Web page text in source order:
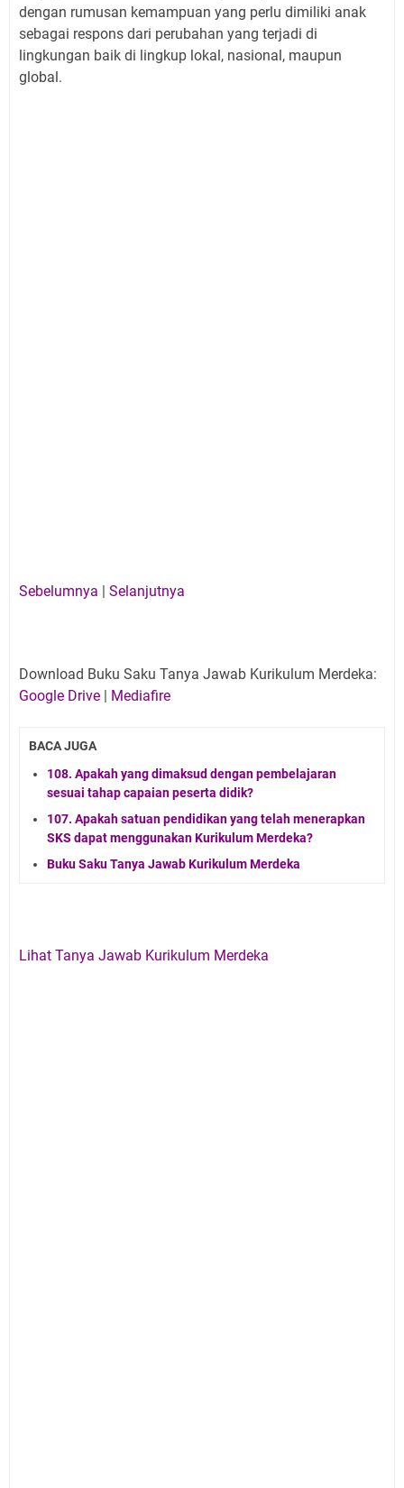
dengan rumusan kemampuan yang perlu dimiliki anak
sebagai respons dari perubahan yang terjadi di
lingkungan baik di lingkup lokal, nasional, maupun
global.
Sebelumnya | Selanjutnya
Download Buku Saku Tanya Jawab Kurikulum Merdeka:
Google Drive | Mediafire
BACA JUGA
108. Apakah yang dimaksud dengan pembelajaran
sesuai tahap capaian peserta didik?
107. Apakah satuan pendidikan yang telah menerapkan
SKS dapat menggunakan Kurikulum Merdeka?
Buku Saku Tanya Jawab Kurikulum Merdeka
Lihat Tanya Jawab Kurikulum Merdeka